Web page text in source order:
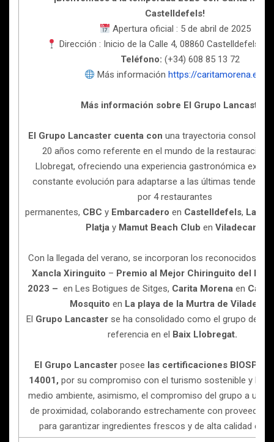
Castelldefels!
Apertura oficial : 5 de abril de 2025
Dirección : Inicio de la Calle 4, 08860 Castelldefels,
Teléfono: (+34) 608 85 13 72
Más información https://caritamorena.es/
Más información sobre El Grupo Lancaster:
El Grupo Lancaster cuenta con una trayectoria
20 años como referente en el mundo de la restauración
Llobregat, ofreciendo una experiencia gastronómica
constante evolución para adaptarse a las últimas
por 4 restaurantes
permanentes, CBC y Embarcadero en Castelldefels,
Platjay Mamut Beach Club en Viladecans
Con la llegada del verano, se incorporan los reconocidos
Xancla Xiringuito – Premio al Mejor Chiringuito del
2023 – en Les Botigues de Sitges, Carita Morena en
Mosquito en La playa de la Murtra de
El Grupo Lancaster se ha consolidado como el grupo de
referencia en el Baix Llobregat.
El Grupo Lancasterposee las certificaciones
14001, por su compromiso con el turismo sostenible y la
medio ambiente, asimismo, el compromiso del grupo a
de proximidad, colaborando estrechamente con
para garantizar ingredientes frescos y de alta calidad en